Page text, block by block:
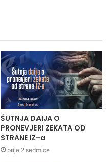
ŠUTNJA DAIJA O
PRONEVJERI ZEKATA OD
STRANE IZ-a
prije 2 sedmice